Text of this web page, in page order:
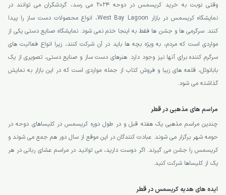
وقتی نوبت به خرید کریسمس در دوحه 2024 می رسد، گردشگران می توانند در
نمایشگاه کریسمس در بازار West Bay Lagoon، انواع محصولات دست ساز را پیدا
کنند. سرگرمی ها و جشن ها فقط به اینجا ختم نمی شود. نمایشگاه صنایع دستی یکی از
مواردی است که مردم، به ویژه بچه ها باید در آن شرکت کنند، زیرا انواع فعالیت های
سرگرم کننده برای آنها نیز وجود دارد. هنرهای دست ساز و صنایع دستی، تصویری از یک
بابانوئل، قلعه های زیبا و فروش کتاب از جمله مواردی است که در این بازار به نمایش
گذاشته می شود.
مراسم های مذهبی در قطر
چندین مراسم مذهبی یک هفته قبل و در طول دوره کریسمس در کلیساهای دوحه در
حومه شهر برگزار می شوند. عبادت کنندگان در این موقع از سال دور هم جمع می شوند و
کریسمس را جشن می گیرند. اگر دوست دارید، می توانید در مراسم عشای ربانی در هر
یک از کلیساها شرکت کنید.
ایده های هدیه کریسمس در قطر